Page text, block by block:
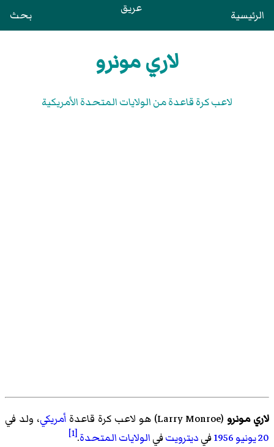
الرئيسية عريق بحث
لاري مونرو
لاعب كرة قاعدة من الولايات المتحدة الأمريكية
لاري مونرو (
Larry Monroe)‏ هو لاعب كرة قاعدة أمريكي، ولد في
20 يونيو
1956فيديترويتفيالولايات المتحدة.
[1]